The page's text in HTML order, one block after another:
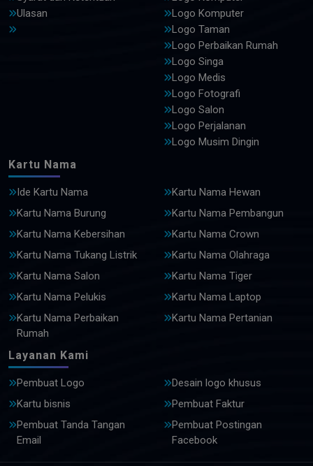
Ulasan
Logo Komputer
Logo Taman
Logo Perbaikan Rumah
Logo Singa
Logo Medis
Logo Fotografi
Logo Salon
Logo Perjalanan
Logo Musim Dingin
Kartu Nama
Ide Kartu Nama
Kartu Nama Hewan
Kartu Nama Burung
Kartu Nama Pembangun
Kartu Nama Kebersihan
Kartu Nama Crown
Kartu Nama Tukang Listrik
Kartu Nama Olahraga
Kartu Nama Salon
Kartu Nama Tiger
Kartu Nama Pelukis
Kartu Nama Laptop
Kartu Nama Perbaikan
Rumah
Kartu Nama Pertanian
Layanan Kami
Pembuat Logo
Desain logo khusus
Kartu bisnis
Pembuat Faktur
Pembuat Tanda Tangan
Email
Pembuat Postingan
Facebook